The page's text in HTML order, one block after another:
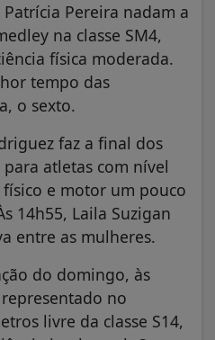
Pereira nadam a
na classe SM4,
física moderada.
tempo das
o sexto.
faz a final dos
atletas com nível
e motor um pouco
14h55, Laila Suzigan
entre as mulheres.
do domingo, às
no
livre da classe S14,